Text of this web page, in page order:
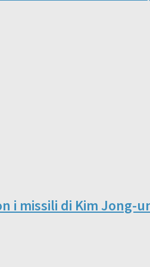
i missili di Kim Jong-